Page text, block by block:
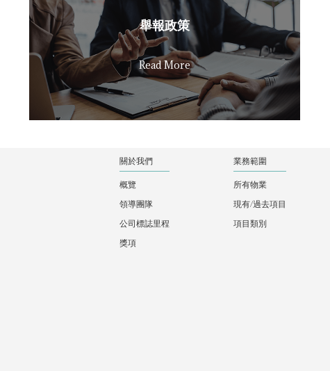
舉報政策
Read More
關於我們
概覽
領導團隊
公司標誌里程
獎項
業務範圍
所有物業
現有/過去項目
項目類別